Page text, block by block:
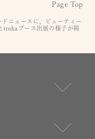
Page Top
ドニュースに、ビューティー
irohaブース出展の様子が掲